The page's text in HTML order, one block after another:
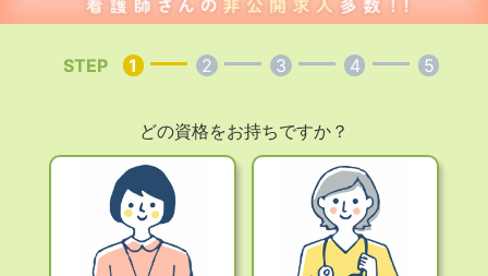
STEP 1 2 3 4 5
どの資格をお持ちですか？